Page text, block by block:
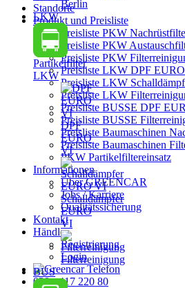
Berlin
LKW
Partikelfilter
LKW
DPF
EURO
VI
Schalldämpfer
EURO
VI
Filterreinigung
BUS
Standorte
Produkt und Preisliste
Preisliste PKW
Preisliste PKW
Preisliste PKW
Preisliste LKW DPF
Preisliste LKW
Preisliste LKW
Preisliste BUSSE DPF
Preisliste BUSSE
Preisliste Baumaschinen
Preisliste Baumaschinen
PKW Partikelfiltereinsatz
Informationen
Über GREENCAR
Jobs / Karriere
Qualitätssicherung
Kontakt
Händler
Registrierung
Login
030 - 417 220 80